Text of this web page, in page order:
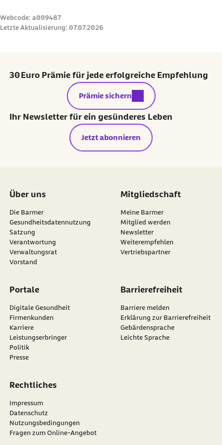
Webcode: a009487
Letzte Aktualisierung: 07.07.2026
30 Euro Prämie für jede erfolgreiche Empfehlung
externer Link:
Prämie sichern
Ihr Newsletter für ein gesünderes Leben
Jetzt abonnieren
Über uns
Die Barmer
Gesundheitsdatennutzung
Satzung
Verantwortung
Verwaltungsrat
Vorstand
Mitgliedschaft
Meine Barmer
Mitglied werden
Newsletter
externer Link:
Weiterempfehlen
Vertriebspartner
Portale
Digitale Gesundheit
Firmenkunden
Karriere
Leistungserbringer
Politik
Presse
Barrierefreiheit
Barriere melden
Erklärung zur Barrierefreiheit
Gebärdensprache
Leichte Sprache
Rechtliches
Impressum
Datenschutz
Nutzungsbedingungen
Fragen zum Online-Angebot